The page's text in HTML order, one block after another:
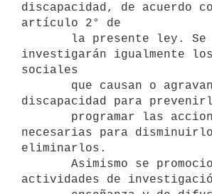
discapacidad, de acuerdo
artículo 2° de
investigarán igualmente
sociales
discapacidad para
necesarias para
eliminarlos.
actividades de